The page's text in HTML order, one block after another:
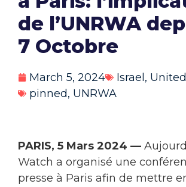
de l’UNRWA
7 Octobre
March 5, 2024 Israel,
pinned, UNRWA
PARIS, 5 Mars 2024 —
Watch a organisé une
presse à Paris afin de mettre